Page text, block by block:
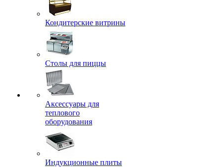
Кондитерские витрины
Столы для пиццы
Аксессуары для
теплового
оборудования
Индукционные плиты